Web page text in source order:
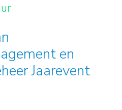
en
Jaarevent